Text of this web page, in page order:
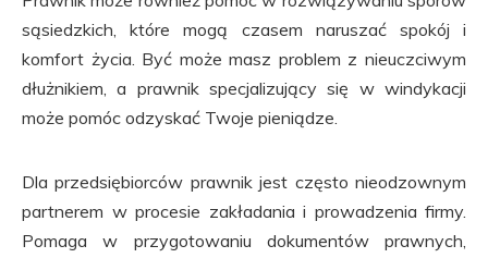
sąsiedzkich, które mogą czasem naruszać spokój i
komfort życia. Być może masz problem z nieuczciwym
dłużnikiem, a prawnik specjalizujący się w windykacji
może pomóc odzyskać Twoje pieniądze.
Dla przedsiębiorców prawnik jest często nieodzownym
partnerem w procesie zakładania i prowadzenia firmy.
Pomaga w przygotowaniu dokumentów prawnych,